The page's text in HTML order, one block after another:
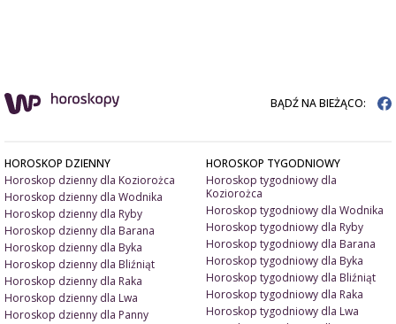
BĄDŹ NA BIEŻĄCO:
HOROSKOP DZIENNY
Horoskop dzienny dla Koziorożca
Horoskop dzienny dla Wodnika
Horoskop dzienny dla Ryby
Horoskop dzienny dla Barana
Horoskop dzienny dla Byka
Horoskop dzienny dla Bliźniąt
Horoskop dzienny dla Raka
Horoskop dzienny dla Lwa
Horoskop dzienny dla Panny
HOROSKOP TYGODNIOWY
Horoskop tygodniowy dla
Koziorożca
Horoskop tygodniowy dla Wodnika
Horoskop tygodniowy dla Ryby
Horoskop tygodniowy dla Barana
Horoskop tygodniowy dla Byka
Horoskop tygodniowy dla Bliźniąt
Horoskop tygodniowy dla Raka
Horoskop tygodniowy dla Lwa